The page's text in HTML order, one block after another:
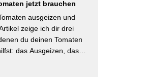
an, im Frühsommer
Die ideale
5–10 cm, immer mit
um Fäulnis zu
wertvoll: Häufige Fehler
jetzt brauchen
ausgeizen und
zeige ich dir drei
du deinen Tomaten
das Ausgeizen, das